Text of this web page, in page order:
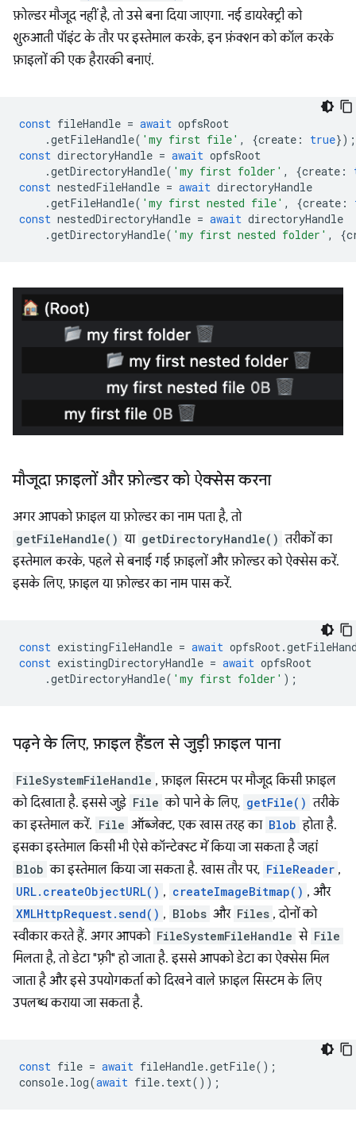
फ़ोल्डर मौजूद नहीं है, तो उसे बना दिया जाएगा. नई डायरेक्ट्री को
शुरुआती पॉइंट के तौर पर इस्तेमाल करके, इन फ़ंक्शन को कॉल करके
फ़ाइलों की एक हैरारकी बनाएं.
const fileHandle = await opfsRoot
.getFileHandle( 'my first file' , {create : true});
const directoryHandle = await opfsRoot
.getDirectoryHandle( 'my first folder' , {create :
const nestedFileHandle = await directoryHandle
.getFileHandle( 'my first nested file' , {create :
const nestedDirectoryHandle = await directoryHandle
.getDirectoryHandle( 'my first nested folder' , {
मौजूदा फ़ाइलों और फ़ोल्डर को ऐक्सेस करना
अगर आपको फ़ाइल या फ़ोल्डर का नाम पता है, तो
getFileHandle() या getDirectoryHandle() तरीकों का
इस्तेमाल करके, पहले से बनाई गई फ़ाइलों और फ़ोल्डर को ऐक्सेस करें.
इसके लिए, फ़ाइल या फ़ोल्डर का नाम पास करें.
const existingFileHandle = await opfsRoot .
const existingDirectoryHandle = await opfsRoot
.getDirectoryHandle( 'my first folder' );
पढ़ने के लिए, फ़ाइल हैंडल से जुड़ी फ़ाइल पाना
FileSystemFileHandle , फ़ाइल सिस्टम पर मौजूद किसी फ़ाइल
को दिखाता है. इससे जुड़े File को पाने के लिए, getFile() तरीके
का इस्तेमाल करें. File ऑब्जेक्ट, एक खास तरह का Blob होता है.
इसका इस्तेमाल किसी भी ऐसे कॉन्टेक्स्ट में किया जा सकता है जहां
Blob का इस्तेमाल किया जा सकता है. खास तौर पर, FileReader ,
URL.createObjectURL() , createImageBitmap() , और
XMLHttpRequest.send() , Blobs और Files , दोनों को
स्वीकार करते हैं. अगर आपको FileSystemFileHandle से File
मिलता है, तो डेटा "फ़्री" हो जाता है. इससे आपको डेटा का ऐक्सेस मिल
जाता है और इसे उपयोगकर्ता को दिखने वाले फ़ाइल सिस्टम के लिए
उपलब्ध कराया जा सकता है.
const file = await fileHandle.getFile();
console. log(await file. text());